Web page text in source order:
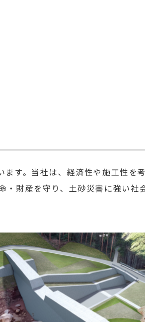
ます。当社は、経済性や施工性を
・財産を守り、土砂災害に強い社